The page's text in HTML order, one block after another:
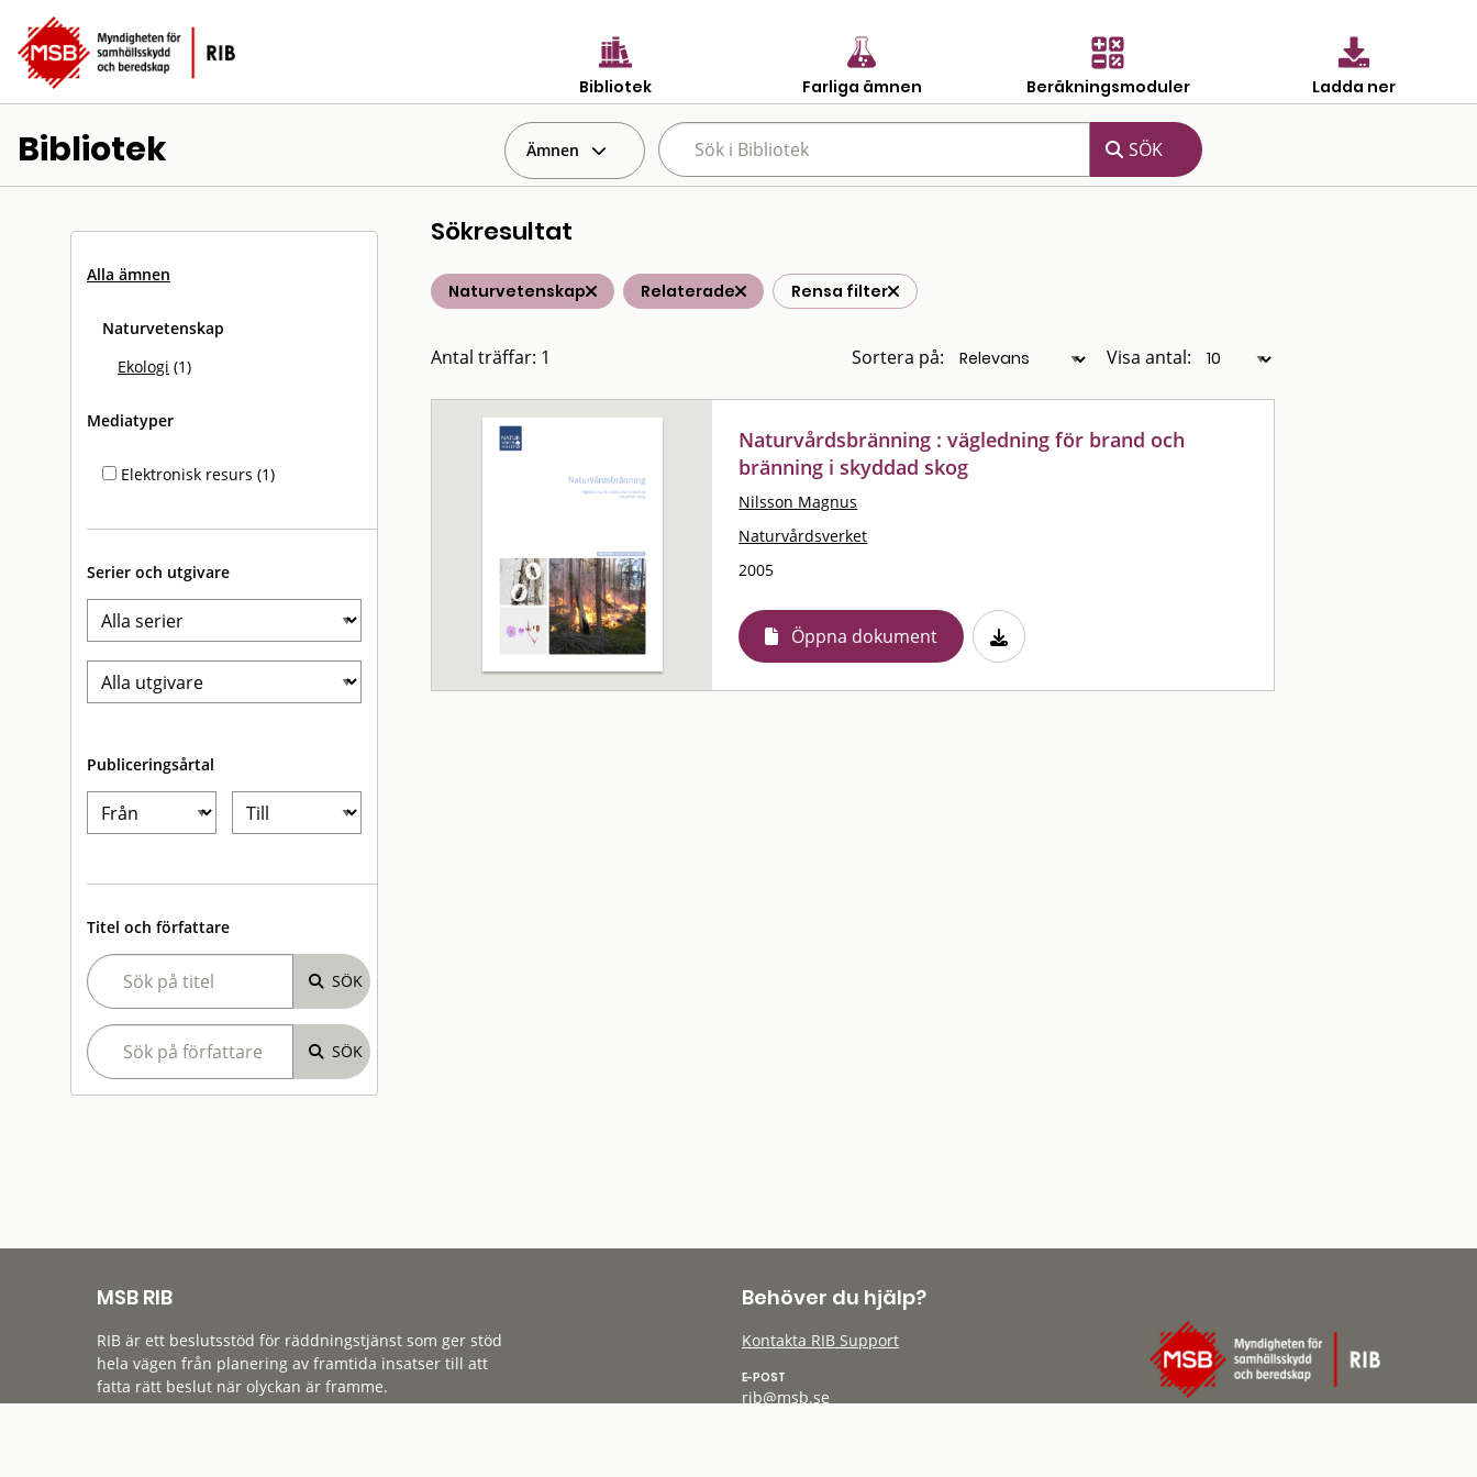
Bibliotek Farliga ämnen Beräkningsmoduler Ladda ner
Bibliotek Ämnen
Alla ämnen
Naturvetenskap
Ekologi (1)
Mediatyper
Elektronisk resurs (1)
Serier och utgivare
Publiceringsårtal
Titel och författare
Sökresultat
Naturvetenskap Relaterade Rensa filter
Antal träffar: 1 Sortera på: Visa antal:
Naturvårdsbränning : vägledning för brand och
bränning i skyddad skog
Nilsson Magnus
Naturvårdsverket
2005
Öppna dokument
MSB RIB
RIB är ett beslutsstöd för räddningstjänst som ger stöd
hela vägen från planering av framtida insatser till att
fatta rätt beslut när olyckan är framme.
Behöver du hjälp?
Kontakta RIB Support
E-POST
rib@msb.se